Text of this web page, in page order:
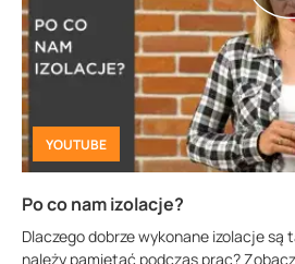
YOUTUBE
Po co nam izolacje?
Dlaczego dobrze wykonane izolacje są
należy pamiętać podczas prac?